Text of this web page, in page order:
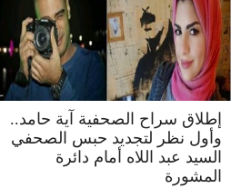
إطلاق سراح الصحفية آية حامد..
وأول نظر لتجديد حبس الصحفي
السيد عبد اللاه أمام دائرة
المشورة